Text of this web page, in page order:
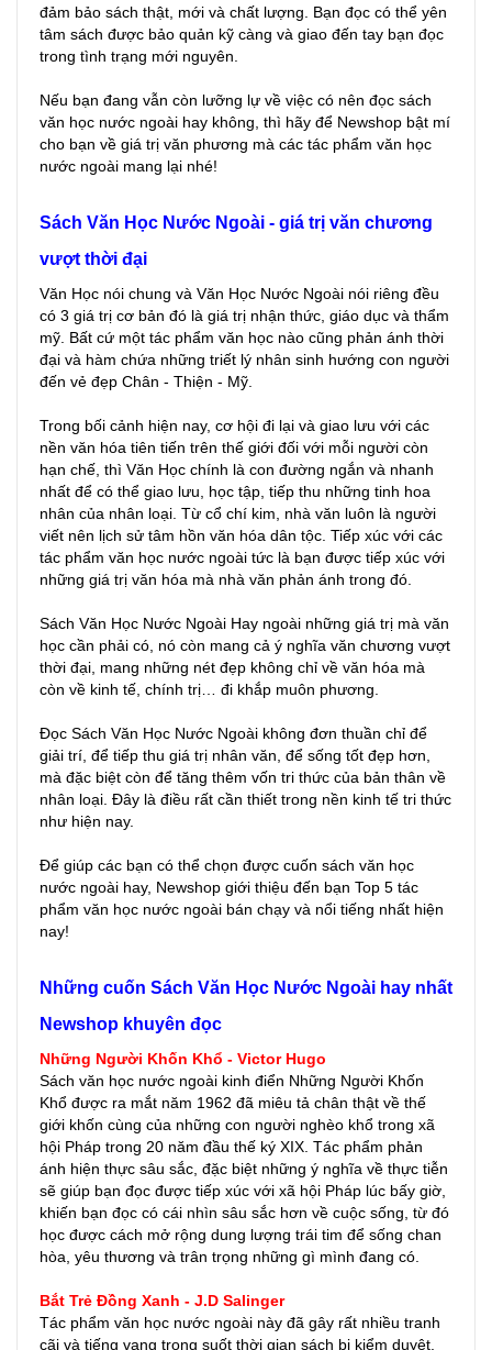
đảm bảo sách thật, mới và chất lượng. Bạn đọc có thể yên
tâm sách được bảo quản kỹ càng và giao đến tay bạn đọc
trong tình trạng mới nguyên.
Nếu bạn đang vẫn còn lưỡng lự về việc có nên đọc sách
văn học nước ngoài hay không, thì hãy để Newshop bật mí
cho bạn về giá trị văn phương mà các tác phẩm văn học
nước ngoài mang lại nhé!
Sách Văn Học Nước Ngoài - giá trị văn chương
vượt thời đại
Văn Học nói chung và Văn Học Nước Ngoài nói riêng đều
có 3 giá trị cơ bản đó là giá trị nhận thức, giáo dục và thẩm
mỹ. Bất cứ một tác phẩm văn học nào cũng phản ánh thời
đại và hàm chứa những triết lý nhân sinh hướng con người
đến vẻ đẹp Chân - Thiện - Mỹ.
Trong bối cảnh hiện nay, cơ hội đi lại và giao lưu với các
nền văn hóa tiên tiến trên thế giới đối với mỗi người còn
hạn chế, thì Văn Học chính là con đường ngắn và nhanh
nhất để có thể giao lưu, học tập, tiếp thu những tinh hoa
nhân của nhân loại. Từ cổ chí kim, nhà văn luôn là người
viết nên lịch sử tâm hồn văn hóa dân tộc. Tiếp xúc với các
tác phẩm văn học nước ngoài tức là bạn được tiếp xúc với
những giá trị văn hóa mà nhà văn phản ánh trong đó.
Sách Văn Học Nước Ngoài Hay ngoài những giá trị mà văn
học cần phải có, nó còn mang cả ý nghĩa văn chương vượt
thời đại, mang những nét đẹp không chỉ về văn hóa mà
còn về kinh tế, chính trị… đi khắp muôn phương.
Đọc Sách Văn Học Nước Ngoài không đơn thuần chỉ để
giải trí, để tiếp thu giá trị nhân văn, để sống tốt đẹp hơn,
mà đặc biệt còn để tăng thêm vốn tri thức của bản thân về
nhân loại. Đây là điều rất cần thiết trong nền kinh tế tri thức
như hiện nay.
Để giúp các bạn có thể chọn được cuốn sách văn học
nước ngoài hay, Newshop giới thiệu đến bạn Top 5 tác
phẩm văn học nước ngoài bán chạy và nổi tiếng nhất hiện
nay!
Những cuốn Sách Văn Học Nước Ngoài hay nhất
Newshop khuyên đọc
Những Người Khốn Khổ - Victor Hugo
Sách văn học nước ngoài kinh điển Những Người Khốn
Khổ được ra mắt năm 1962 đã miêu tả chân thật về thế
giới khốn cùng của những con người nghèo khổ trong xã
hội Pháp trong 20 năm đầu thế ký XIX. Tác phẩm phản
ánh hiện thực sâu sắc, đặc biệt những ý nghĩa về thực tiễn
sẽ giúp bạn đọc được tiếp xúc với xã hội Pháp lúc bấy giờ,
khiến bạn đọc có cái nhìn sâu sắc hơn về cuộc sống, từ đó
học được cách mở rộng dung lượng trái tim để sống chan
hòa, yêu thương và trân trọng những gì mình đang có.
Bắt Trẻ Đồng Xanh - J.D Salinger
Tác phẩm văn học nước ngoài này đã gây rất nhiều tranh
cãi và tiếng vang trong suốt thời gian sách bị kiểm duyệt.